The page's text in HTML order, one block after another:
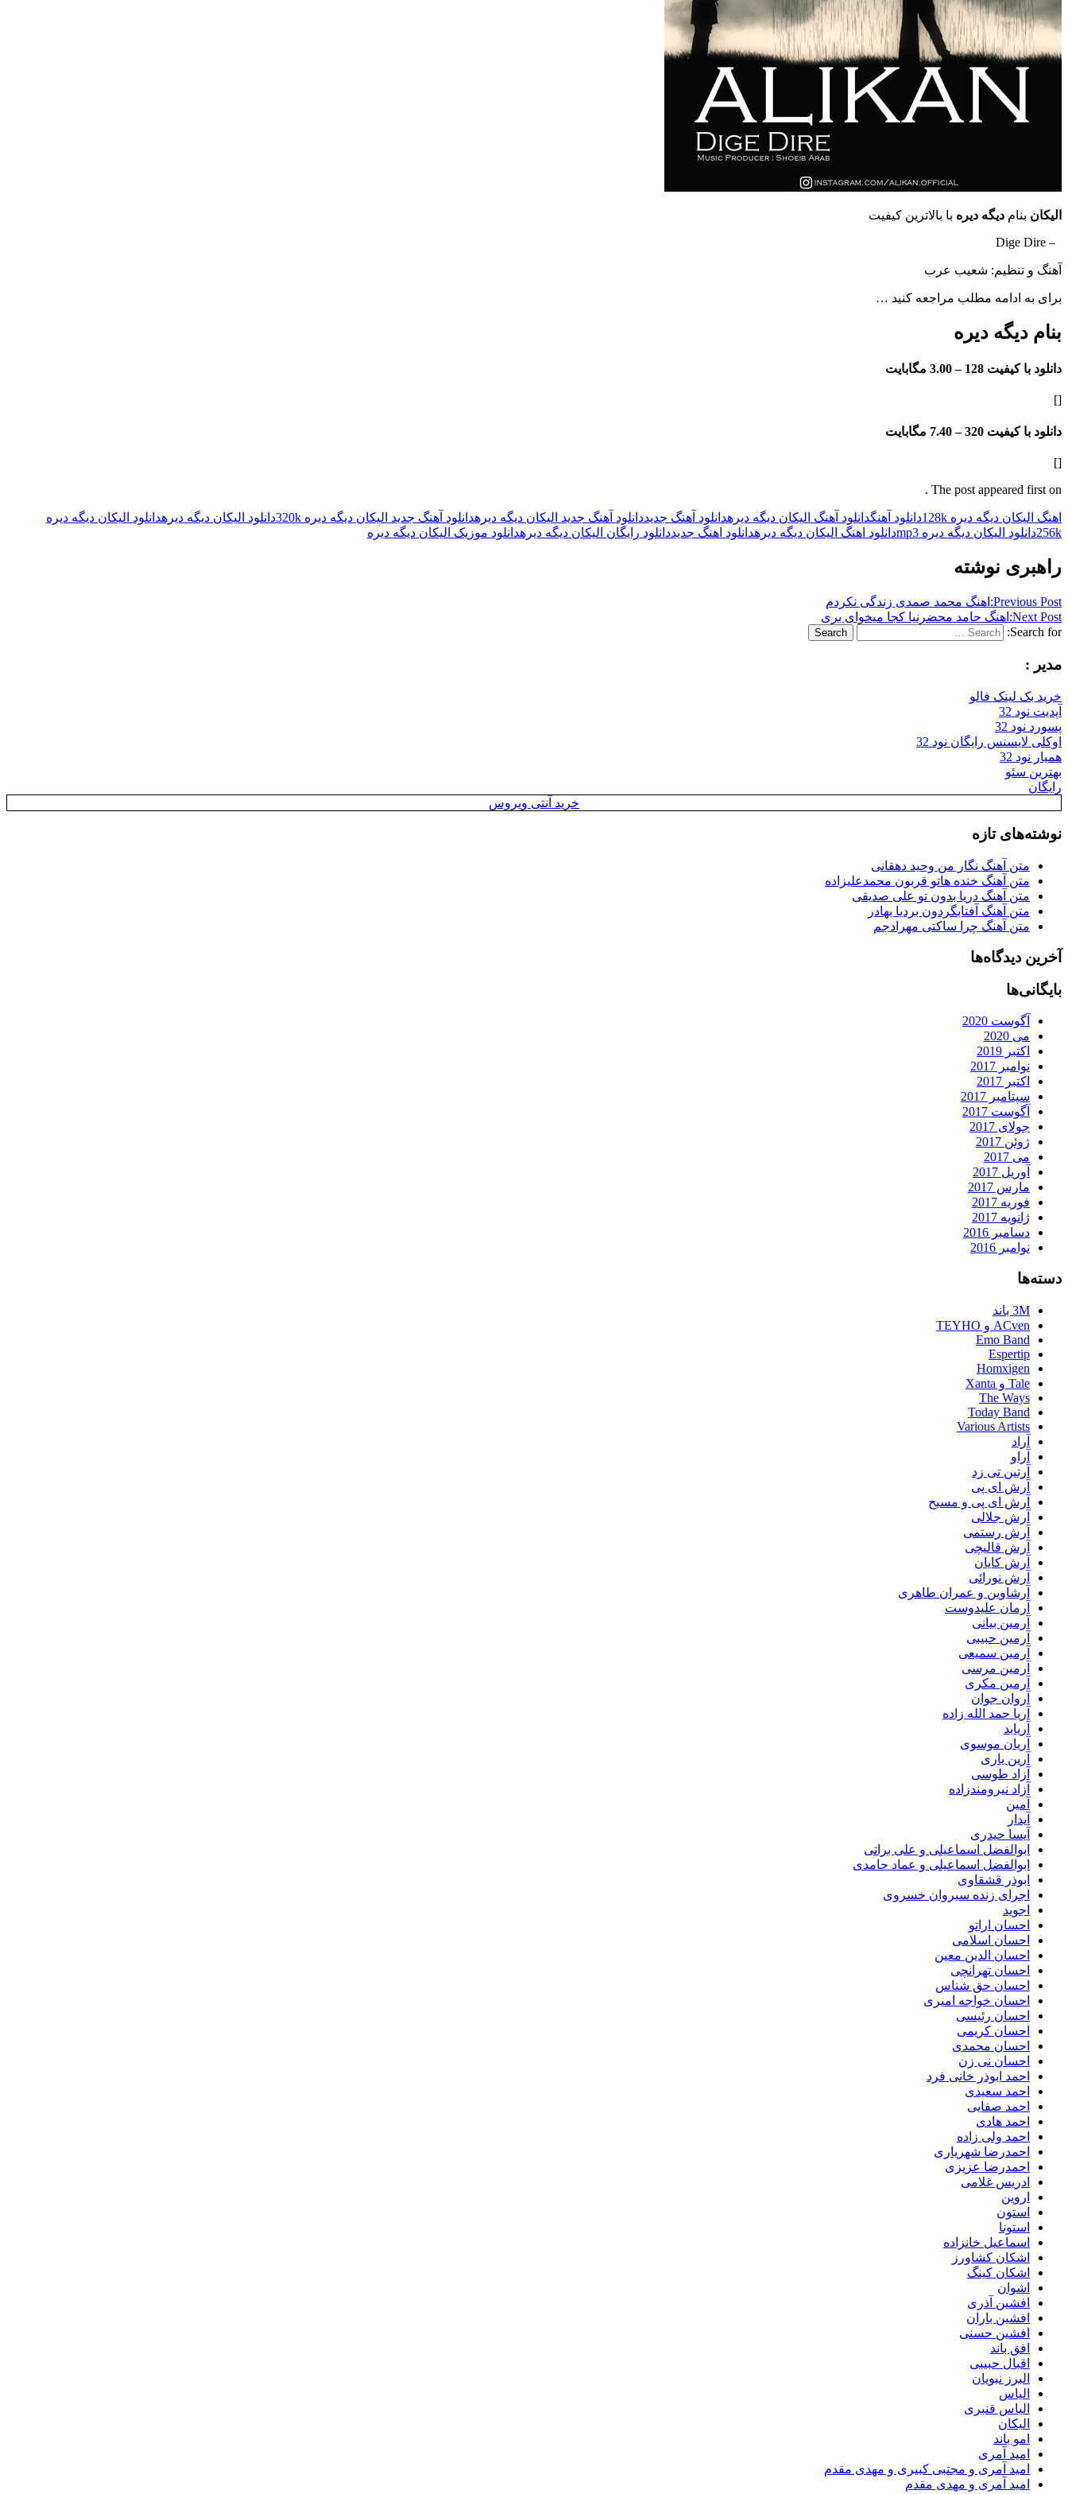
الیکان بنام دیگه دیره با بالاترین کیفیت
– Dige Dire
آهنگ و تنظیم: شعیب عرب
برای به ادامه مطلب مراجعه کنید …
بنام دیگه دیره
دانلود با کیفیت 128 – 3.00 مگابایت
[]
دانلود با کیفیت 320 – 7.40 مگابایت
[]
The post appeared first on .
اهنگ الیکان دیگه دیره 128k دانلود آهنگدانلود آهنگ الیکان دیگه دیرهدانلود آهنگ جدیددانلود آهنگ جدید الیکان دیگه دیرهدانلود آهنگ جدید الیکان دیگه دیره 320k دانلود الیکان دیگه دیرهدانلود الیکان دیگه دیره
256kدانلود الیکان دیگه دیره mp3 دانلود اهنگ الیکان دیگه دیرهدانلود اهنگ جدیددانلود رایگان الیکان دیگه دیرهدانلود موزیک الیکان دیگه دیره
راهبری نوشته
Previous Post: اهنگ محمد صمدی زندگی نکردم
Next Post: اهنگ حامد محضرنیا کجا میخوای بری
Search for:
Search
مدیر :
خرید بک لینک فالو
آپدیت نود 32
پسورد نود 32
اوکلی لایسنس رایگان نود 32
همیار نود 32
بهترین سئو
رایگان
خرید آنتی ویروس
نوشته‌های تازه
متن آهنگ نگار من وحید دهقانی
متن آهنگ خنده هاتو قربون محمدعلیزاده
متن آهنگ دریا بدون تو علی صدیقی
متن آهنگ آفتابگردون بردیا بهادر
متن آهنگ چرا ساکتی مهرادجم
آخرین دیدگاه‌ها
بایگانی‌ها
آگوست 2020
می 2020
اکتبر 2019
نوامبر 2017
اکتبر 2017
سپتامبر 2017
آگوست 2017
جولای 2017
ژوئن 2017
می 2017
آوریل 2017
مارس 2017
فوریه 2017
ژانویه 2017
دسامبر 2016
نوامبر 2016
دسته‌ها
3M باند
ACven و TEYHO
Emo Band
Espertip
Homxigen
Tale و Xanta
The Ways
Today Band
Various Artists
آراد
آراو
آرتین تی زد
آرش ای پی
آرش ای پی و مسیح
آرش جلالی
آرش رستمی
آرش قالیچی
آرش کایان
آرش نورائی
آرشاوین و عمران طاهری
آرمان علیدوست
آرمین بیانی
آرمین حبیبی
آرمین سمیعی
آرمین مرسی
آرمین مکری
آروان جوان
آریا حمد الله زاده
آریابد
آریان موسوی
آرین یاری
آزاد طوسی
آزاد نیرومندزاده
آمین
آیدار
آیسا حیدری
ابوالفضل اسماعیلی و علی براتی
ابوالفضل اسماعیلی و عماد حامدی
ابوذر قشقاوی
اجرای زنده سیروان خسروی
اجوید
احسان اراتو
احسان اسلامی
احسان الدین معین
احسان تهرانچی
احسان حق شناس
احسان خواجه امیری
احسان رئیسی
احسان کریمی
احسان محمدی
احسان نی زن
احمد ابوذر خانی فرد
احمد سعیدی
احمد صفایی
احمد هادی
احمد ولی زاده
احمدرضا شهریاری
احمدرضا عزیزی
ادریس غلامی
اروین
استون
استونا
اسماعیل خانزاده
اشکان کشاورز
اشکان کینگ
اشوان
افشین آذری
افشین باران
افشین حسنی
افق باند
اقبال حبیبی
البرز نبویان
الیاس
الیاس قنبرى
الیکان
امو باند
امید آمری
امید آمری و مجتبی کبیری و مهدى مقدم
امید آمری و مهدی مقدم